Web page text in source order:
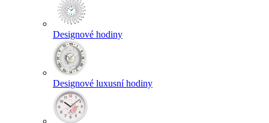
Designové hodiny
Designové luxusní hodiny